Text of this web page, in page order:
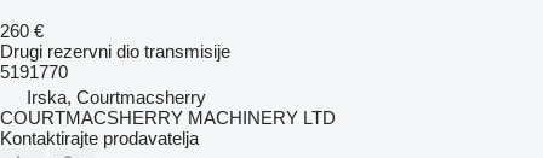
260 €
Drugi rezervni dio transmisije
5191770
Irska, Courtmacsherry
COURTMACSHERRY MACHINERY LTD
Kontaktirajte prodavatelja